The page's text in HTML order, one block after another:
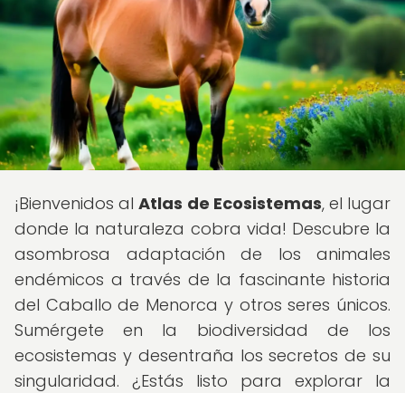
¡Bienvenidos alAtlas de Ecosistemas, el lugar
donde la naturaleza cobra vida! Descubre la
asombrosa adaptación de los animales
endémicos a través de la fascinante historia
del Caballo de Menorca y otros seres únicos.
Sumérgete en la biodiversidad de los
ecosistemas y desentraña los secretos de su
singularidad. ¿Estás listo para explorar la